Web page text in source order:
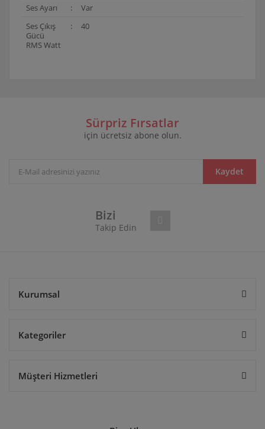
Ses Ayarı
:
Var
Ses Çıkış
Gücü
RMS Watt
: 40
Yorum Yaz
Ürün resmi kalitesiz, bozuk veya görüntülenemiyor.
Ürün bilgilerinde hatalar bulunuyor.
Sürpriz Fırsatlar
için ücretsiz abone olun.
Kaydet
Bizi
Takip Edin
Kurumsal
Kategoriler
Müşteri Hizmetleri